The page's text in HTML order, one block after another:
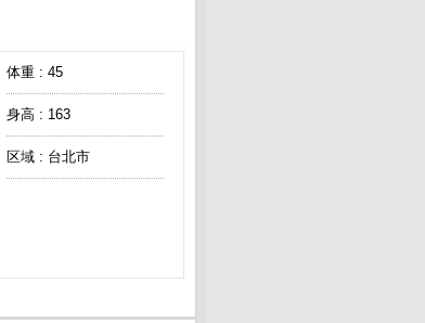
体重 : 45
身高 : 163
区域 : 台北市